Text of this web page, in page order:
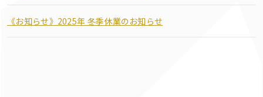
《お知らせ》2025年 冬季休業のお知らせ